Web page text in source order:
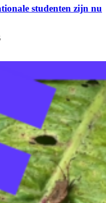
studenten zijn nu